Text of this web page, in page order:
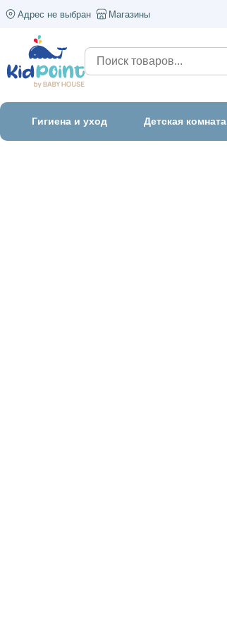
Адрес не выбран Магазины
Гигиена и уход Детская комната